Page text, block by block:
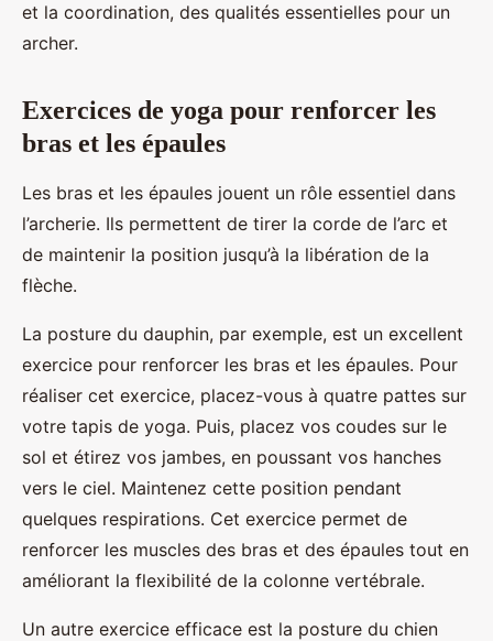
et la coordination, des qualités essentielles pour un
archer.
Exercices de yoga pour renforcer les
bras et les épaules
Les bras et les épaules jouent un rôle essentiel dans
l’archerie. Ils permettent de tirer la corde de l’arc et
de maintenir la position jusqu’à la libération de la
flèche.
La posture du dauphin, par exemple, est un excellent
exercice pour renforcer les bras et les épaules. Pour
réaliser cet exercice, placez-vous à quatre pattes sur
votre tapis de yoga. Puis, placez vos coudes sur le
sol et étirez vos jambes, en poussant vos hanches
vers le ciel. Maintenez cette position pendant
quelques respirations. Cet exercice permet de
renforcer les muscles des bras et des épaules tout en
améliorant la flexibilité de la colonne vertébrale.
Un autre exercice efficace est la posture du chien